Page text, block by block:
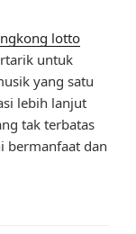
lotto
untuk
yang satu
lebih lanjut
tak terbatas
bermanfaat dan